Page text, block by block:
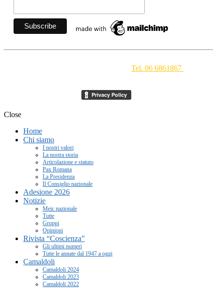
Tel. 06 6861867
Close
Home
Chi siamo
I nostri valori
La nostra storia
Articolazione e statuto
Pax Romana
La Presidenza
Il Consiglio nazionale
Adesione 2026
Notizie
Meic nazionale
Tutte
Gruppi
Opinioni
Rivista “Coscienza”
Gli ultimi numeri
Tutte le annate dal 1947 a oggi
Camaldoli
Camaldoli 2024
Camaldoli 2023
Camaldoli 2022